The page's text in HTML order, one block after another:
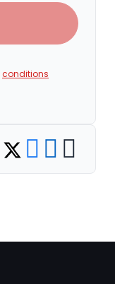
conditions
Share on Twitter
Share on Facebook
Share on
Copy link